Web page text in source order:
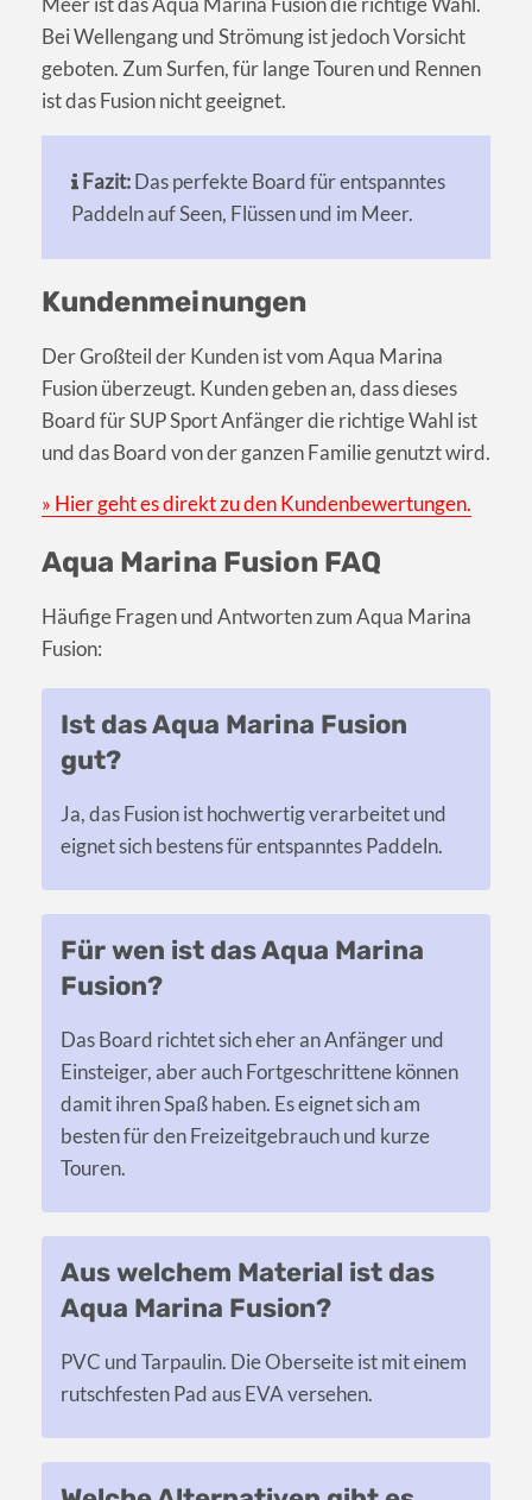
Bei Wellengang und Strömung ist jedoch Vorsicht
geboten. Zum Surfen, für lange Touren und Rennen
ist das Fusion nicht geeignet.
Fazit:Das perfekte Board für entspanntes
Paddeln auf Seen, Flüssen und im Meer.
Kundenmeinungen
Der Großteil der Kunden ist vom Aqua Marina
Fusion überzeugt. Kunden geben an, dass dieses
Board für SUP Sport Anfänger die richtige Wahl ist
und das Board von der ganzen Familie genutzt wird.
» Hier geht es direkt zu den Kundenbewertungen.
Aqua Marina Fusion FAQ
Häufige Fragen und Antworten zum Aqua Marina
Fusion:
Ist das Aqua Marina Fusion
gut?
Ja, das Fusion ist hochwertig verarbeitet und
eignet sich bestens für entspanntes Paddeln.
Für wen ist das Aqua Marina
Fusion?
Das Board richtet sich eher an Anfänger und
Einsteiger, aber auch Fortgeschrittene können
damit ihren Spaß haben. Es eignet sich am
besten für den Freizeitgebrauch und kurze
Touren.
Aus welchem Material ist das
Aqua Marina Fusion?
PVC und Tarpaulin. Die Oberseite ist mit einem
rutschfesten Pad aus EVA versehen.